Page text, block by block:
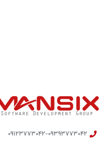
۰۹۱۲۳۷۷۳۰۴۲-۰۹۳۹۳۷۷۳۰۴۲